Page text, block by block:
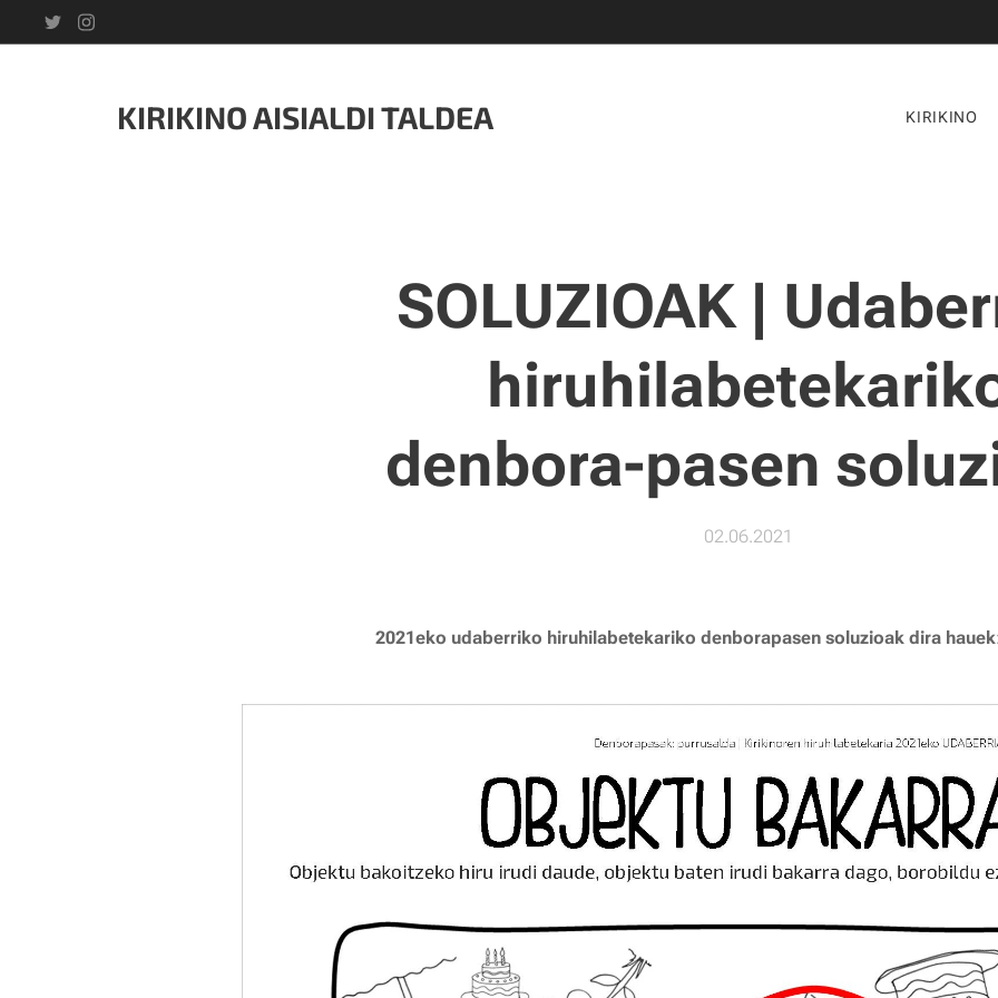
KIRIKINO AISIALDI TALDEA KIRIKINO
SOLUZIOAK |
denbora-pasen
02.06.2021
2021eko udaberriko hiruhilabetekariko denborapasen soluzioak dira hauek